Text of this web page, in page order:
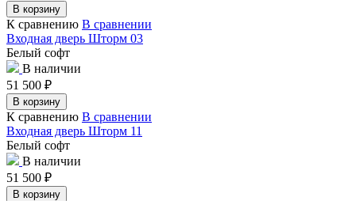
В корзину
К сравнению В сравнении
Входная дверь Шторм 03
Белый софт
В наличии
51 500 ₽
В корзину
К сравнению В сравнении
Входная дверь Шторм 11
Белый софт
В наличии
51 500 ₽
В корзину